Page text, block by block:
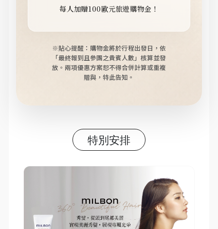
每人加贈100歐元旅遊購物金！
※貼心提醒：購物金將於行程出發日，依
「最終報到且參團之貴賓人數」核算並發
放。 兩項優惠方案恕不得合併計算或重複
贈與，特此告知。
特別安排